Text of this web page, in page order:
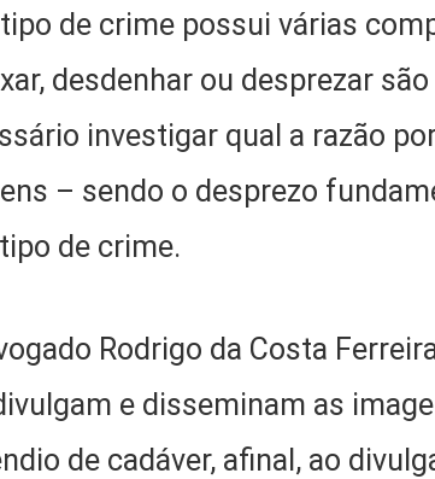
de crime possui várias
desdenhar ou desprezar
investigar qual a razão
– sendo o desprezo
de crime.
Rodrigo da Costa
e disseminam as
de cadáver, afinal, ao